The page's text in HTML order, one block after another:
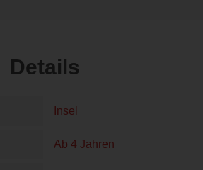
Details
Insel
Ab 4 Jahren